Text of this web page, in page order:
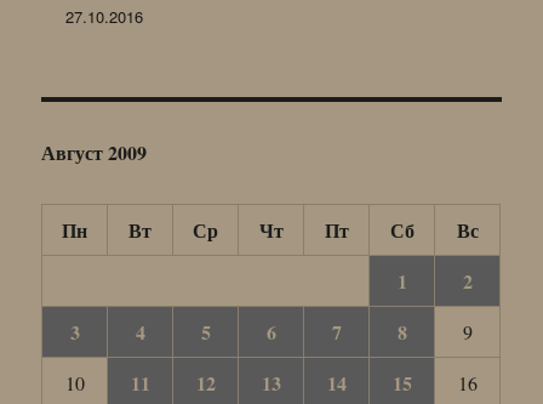
27.10.2016
Август 2009
Пн Вт Ср Чт Пт Сб
Вс
1
2
3
4 5 6 7 8
9
10
11 12 13 14 15 16